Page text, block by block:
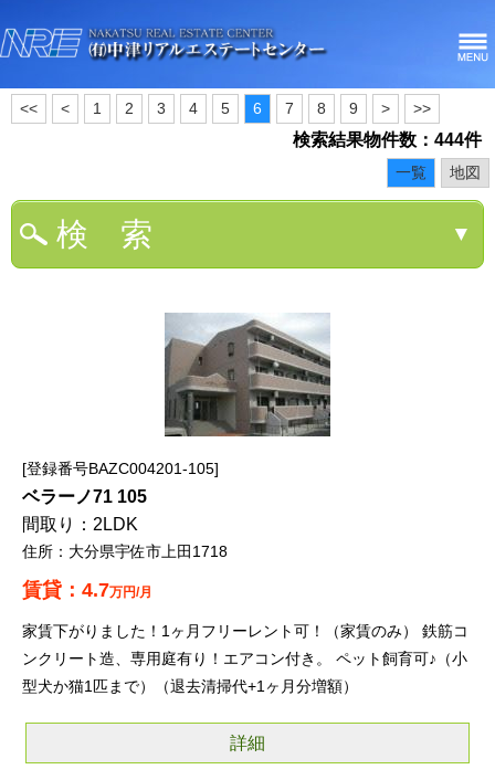
<< < 1 2 3 4 5 6 7 8 9 > >>
検索結果物件数：444件
地図
一覧
検 索 ▼
登録番号BAZC004201-105
ベラーノ71 105
2LDK
大分県宇佐市上田1718
4.7万円/月
家賃下がりました！1ヶ月フリーレント可！（家賃のみ） 鉄筋コ
ンクリート造、専用庭有り！エアコン付き。 ペット飼育可♪（小
型犬か猫1匹まで）（退去清掃代+1ヶ月分増額）
詳細